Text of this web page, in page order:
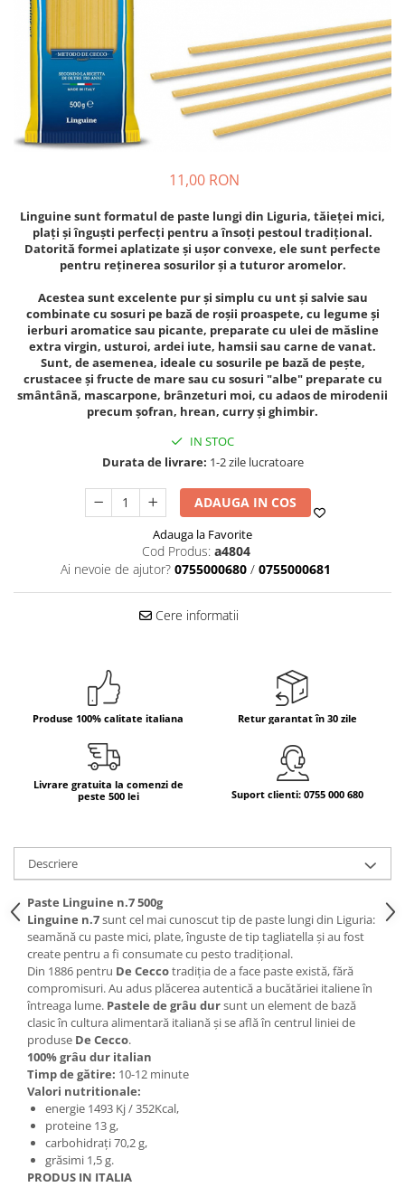
Fructe si legume din Italia
Sosuri Italiene
Sosuri de rosii si pasta de tomate
Sosuri paste
Produse proaspete
Blaturi de pizza
Dulciuri italiene
Biscuiti italieni
Prajituri, napolitane, cornuri
Bomboane italiene
Ciocolata italiana
Snacksuri italiene
Cafea italiana
Bauturi italiene
Sucuri si bauturi racoritoare
Panettone cozonac italian,
Pandoro si Balocco
Produse de patiserie
Hartie igienica
Solutii curatat suprafete baie
Solutii anticalcar
Igiena casei
Solutie curatat geamuri
Degresant mobila
Degresant universal
Parfum, odorizant camera
Solutii anti insecte
Geluri de dus pentru Barbati si
Femei din Italia
Spumant de baie
Sapun Lichid sau Solid
Antibacterian Pentru Fata sau
Maini
Servetele umede, nazale
Parfumuri Italiene
Periute de Dinti
Apa de Gura
Igiena intima
Geluri intime
11,00 RON
Linguine sunt formatul de paste lungi din Liguria, tăieței mici,
plați și înguști perfecți pentru a însoți pestoul tradițional.
Datorită formei aplatizate și ușor convexe, ele sunt perfecte
pentru reținerea sosurilor și a tuturor aromelor.
Acestea sunt excelente pur și simplu cu unt și salvie sau
combinate cu sosuri pe bază de roșii proaspete, cu legume și
ierburi aromatice sau picante, preparate cu ulei de măsline
extra virgin, usturoi, ardei iute, hamsii sau carne de vanat.
Sunt, de asemenea, ideale cu sosurile pe bază de pește,
crustacee și fructe de mare sau cu sosuri "albe" preparate cu
smântână, mascarpone, brânzeturi moi, cu adaos de mirodenii
precum șofran, hrean, curry și ghimbir.
IN STOC
Durata de livrare: 1-2 zile lucratoare
ADAUGA IN COS
Adauga la Favorite
Cod Produs: a4804
Ai nevoie de ajutor? 0755000680 / 0755000681
Cere informatii
Produse 100% calitate italiana Retur garantat în 30 zile
Livrare gratuita la comenzi de
peste 500 lei
Suport clienti: 0755 000 680
Descriere
Paste Linguine n.7 500g
Linguine n.7sunt cel mai cunoscut tip de paste lungi din Liguria:
seamănă cu paste mici, plate, înguste de tip tagliatella și au fost
create pentru a fi consumate cu pesto tradițional.
Din 1886 pentru De Ceccotradiția de a face paste există, fără
compromisuri. Au adus plăcerea autentică a bucătăriei italiene în
întreaga lume. Pastele de grâu dursunt un element de bază
clasic în cultura alimentară italiană și se află în centrul liniei de
produse De Cecco.
100% grâu dur italian
Timp de gătire: 10-12 minute
Valori nutritionale:
energie 1493 Kj / 352Kcal,
proteine 13 g,
carbohidrați 70,2 g,
grăsimi 1,5 g.
PRODUS IN ITALIA